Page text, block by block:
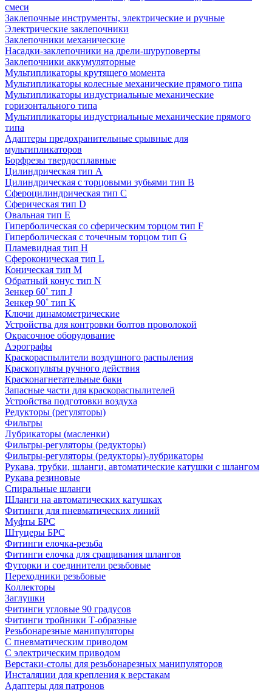
смеси
Заклепочные инструменты, электрические и ручные
Электрические заклепочники
Заклепочники механические
Насадки-заклепочники на дрели-шуруповерты
Заклепочники аккумуляторные
Мультипликаторы крутящего момента
Мультипликаторы колесные механические прямого типа
Мультипликаторы индустриальные механические
горизонтального типа
Мультипликаторы индустриальные механические прямого
типа
Адаптеры предохранительные срывные для
мультипликаторов
Борфрезы твердосплавные
Цилиндрическая тип A
Цилиндрическая с торцовыми зубьями тип B
Сфероцилиндрическая тип C
Сферическая тип D
Овальная тип E
Гиперболическая со сферическим торцом тип F
Гиперболическая с точечным торцом тип G
Пламевидная тип H
Сфероконическая тип L
Коническая тип M
Обратный конус тип N
Зенкер 60˚ тип J
Зенкер 90˚ тип K
Ключи динамометрические
Устройства для контровки болтов проволокой
Окрасочное оборудование
Аэрографы
Краскораспылители воздушного распыления
Краскопульты ручного действия
Красконагнетательные баки
Запасные части для краскораспылителей
Устройства подготовки воздуха
Редукторы (регуляторы)
Фильтры
Лубрикаторы (масленки)
Фильтры-регуляторы (редукторы)
Фильтры-регуляторы (редукторы)-лубрикаторы
Рукава, трубки, шланги, автоматические катушки с шлангом
Рукава резиновые
Спиральные шланги
Шланги на автоматических катушках
Фитинги для пневматических линий
Муфты БРС
Штуцеры БРС
Фитинги елочка-резьба
Фитинги елочка для сращивания шлангов
Футорки и соединители резьбовые
Переходники резьбовые
Коллекторы
Заглушки
Фитинги угловые 90 градусов
Фитинги тройники Т-образные
Резьбонарезные манипуляторы
С пневматическим приводом
С электрическим приводом
Верстаки-столы для резьбонарезных манипуляторов
Инсталяции для крепления к верстакам
Адаптеры для патронов